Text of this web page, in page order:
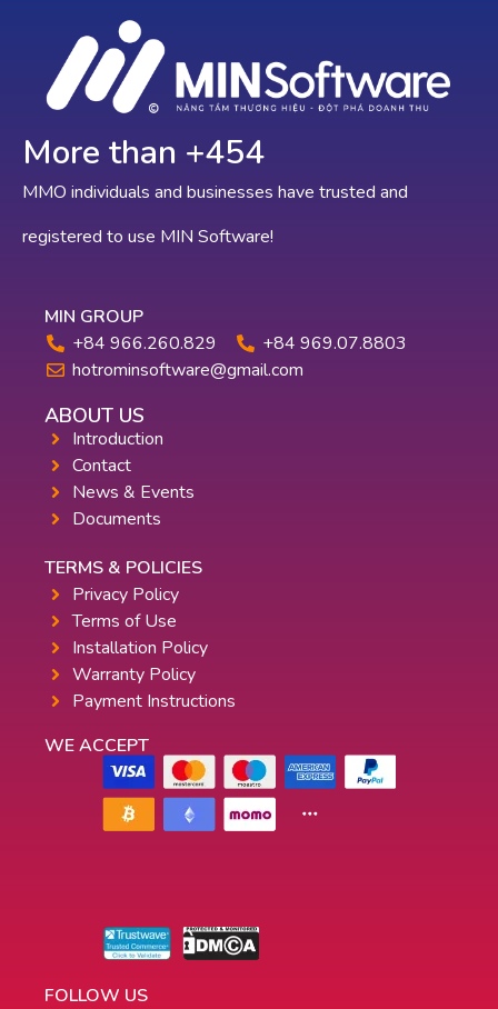
MMO individuals and businesses have trusted and
registered to use MIN Software!
More than +647
MIN GROUP
+84 966.260.829
+84 969.07.8803
hotrominsoftware@gmail.com
ABOUT US
Introduction
Contact
News & Events
Documents
TERMS & POLICIES
Privacy Policy
Terms of Use
Installation Policy
Warranty Policy
Payment Instructions
WE ACCEPT
FOLLOW US